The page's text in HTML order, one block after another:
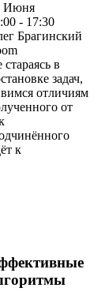
Июня
- 17:30
Брагинский
стараясь в
задач,
отличиям
от
к